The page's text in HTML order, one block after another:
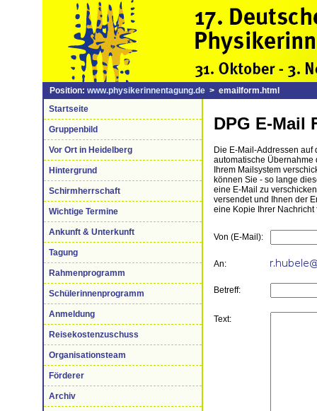
Position: www.physikerinnentagung.de > emailform.html
Startseite
Gruppenbild
Vor Ort in Heidelberg
Hintergrund
Schirmherrschaft
Wichtige Termine
Ankunft & Unterkunft
Tagung
Rahmenprogramm
Schülerinnenprogramm
Anmeldung
Reisekostenzuschuss
Organisationsteam
Förderer
Archiv
DPG E-Mail
Die E-Mail-Addressen
automatische Übernahme
Ihrem Mailsystem
können Sie - so lange
eine E-Mail zu
versendet und Ihnen der
eine Kopie Ihrer
Von (E-Mail):
An:
Betreff:
Text: